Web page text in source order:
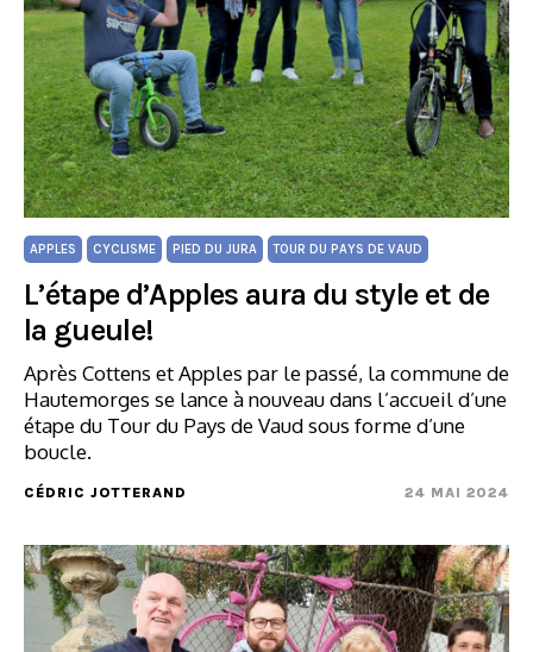
APPLES CYCLISME PIED DU JURA TOUR DU PAYS DE VAUD
L’étape d’Apples aura du style et de
la gueule!
Après Cottens et Apples par le passé, la commune de
Hautemorges se lance à nouveau dans l’accueil d’une
étape du Tour du Pays de Vaud sous forme d’une
boucle.
CÉDRIC JOTTERAND 24 MAI 2024